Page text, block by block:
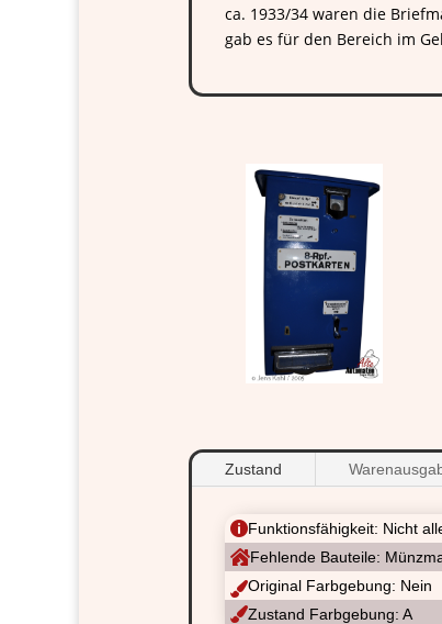
ca. 1933/34 waren die
gab es für den Bereich im
Zustand
Funktionsfähigkeit: Nicht
Fehlende Bauteile:
Original Farbgebung: Nein
Zustand Farbgebung: A